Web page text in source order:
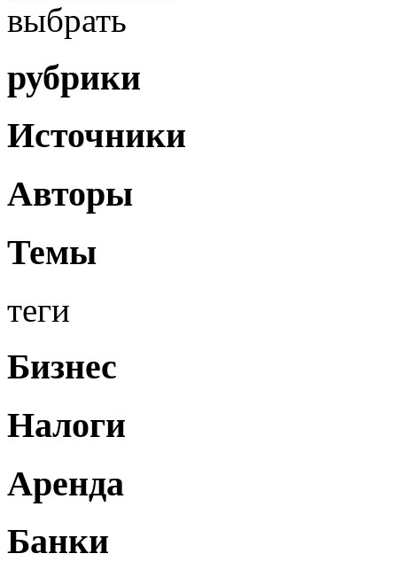
выбрать
рубрики
Источники
Авторы
Темы
теги
Бизнес
Налоги
Аренда
Банки